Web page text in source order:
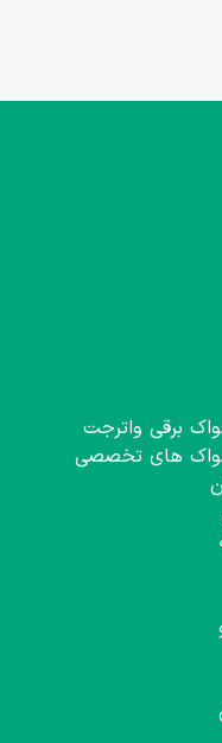
برقی واترجت
های تخصصی